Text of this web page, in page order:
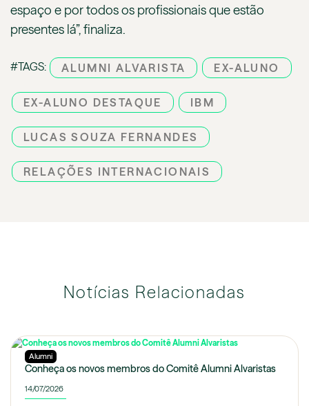
espaço e por todos os profissionais que estão
presentes lá”, finaliza.
#TAGS: ALUMNI ALVARISTA EX-ALUNO
EX-ALUNO DESTAQUE IBM
LUCAS SOUZA FERNANDES
RELAÇÕES INTERNACIONAIS
Notícias Relacionadas
Alumni
Conheça os novos membros do Comitê Alumni Alvaristas
14/07/2026